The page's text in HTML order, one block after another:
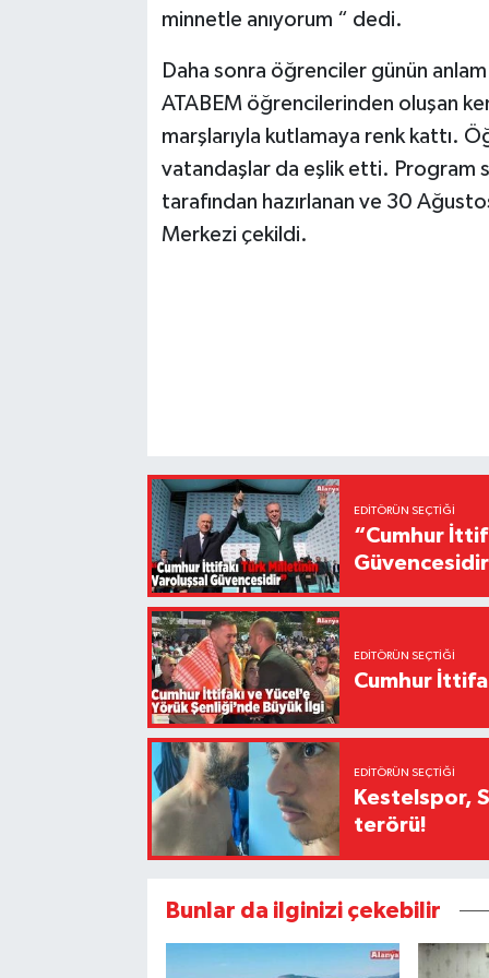
minnetle anıyorum “ dedi.
Daha sonra öğrenciler günün
ATABEM öğrencilerinden oluşan
marşlarıyla kutlamaya renk kattı.
vatandaşlar da eşlik etti. Program
tarafından hazırlanan ve 30
Merkezi çekildi.
EDITÖRÜN SEÇTIĞI
“Cumhur
EDITÖRÜN SEÇTIĞI
Cumhur
EDITÖRÜN SEÇTIĞI
Kestelspor,
terörü!
Bunlar da ilginizi çekebilir